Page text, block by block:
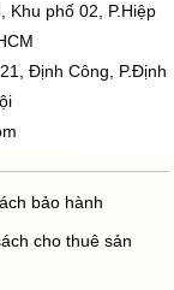
phố 02, P.Hiệp
Định Công, P.Định
bảo hành
cho thuê sản